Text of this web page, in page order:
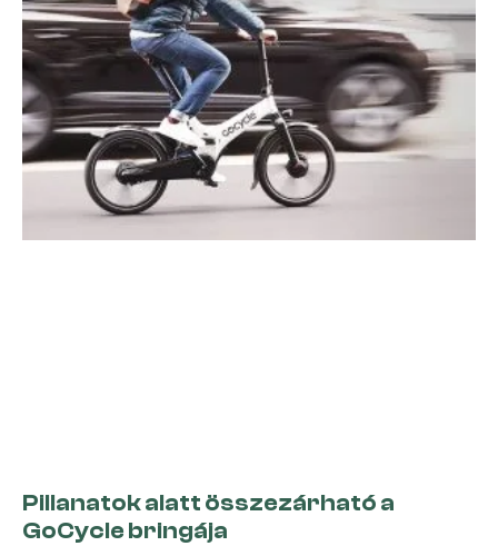
Pillanatok alatt összezárható a
GoCycle bringája